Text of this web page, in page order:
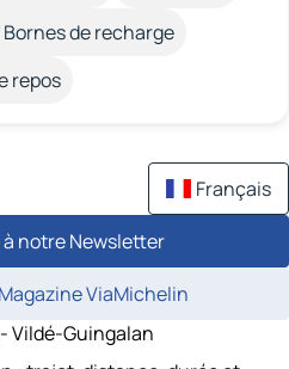
Bornes de recharge
repos
Français
notre Newsletter
ViaMichelin
Vildé-Guingalan